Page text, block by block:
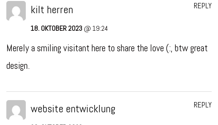
kilt herren
18. OKTOBER 2023 @ 19:24
Merely a smiling visitant here to share the love (:, btw great
design.
REPLY
website entwicklung REPLY